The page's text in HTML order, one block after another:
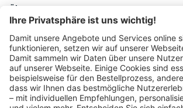
Über DELTA-V
Produktsortiment
Ratgeber
Folgen Sie uns auch auf